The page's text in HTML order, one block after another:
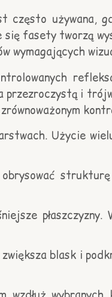
często używana,
się fasety tworzą
i
Użycie
blask i